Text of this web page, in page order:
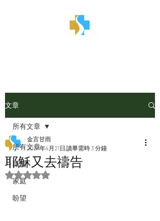
文章
所有文章
職場
家庭
盼望
所有文章
耶穌又去禱告
金言甘雨
2024年4月21日 讀畢需時 3 分鐘
評等為 NaN（最高為 5 顆星）。